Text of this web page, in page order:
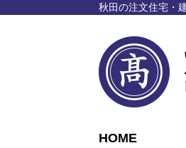
秋⽥の注⽂住宅・
HOME